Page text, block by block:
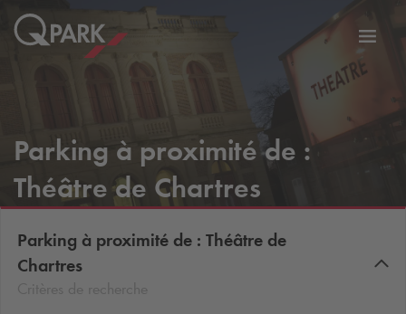
Parking à proximité de :
Théâtre de Chartres
Parking à proximité de : Théâtre de
Chartres